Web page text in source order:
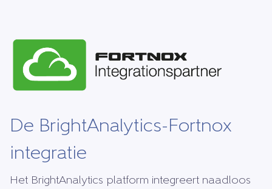
De BrightAnalytics-Fortnox
integratie
Het BrightAnalytics platform integreert naadloos